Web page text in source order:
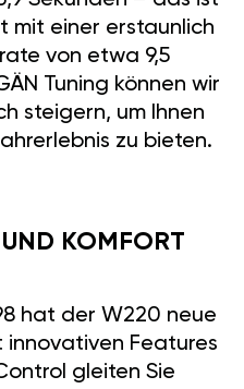
mit einer erstaunlich
von etwa 9,5
Tuning können wir
steigern, um Ihnen
zu bieten.
KOMFORT
hat der W220 neue
Features
gleiten Sie